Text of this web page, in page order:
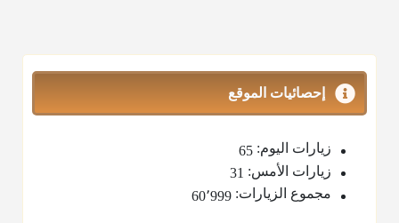
إحصائيات الموقع
زيارات اليوم: 65
زيارات الأمس: 31
مجموع الزيارات: 60٬999